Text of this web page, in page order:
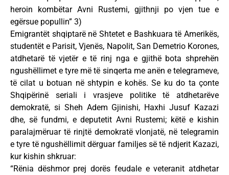
heroin kombëtar Avni Rustemi, gjithnji po vjen tue e
egërsue popullin” 3)
Emigrantët shqiptarë në Shtetet e Bashkuara të Amerikës,
studentët e Parisit, Vjenës, Napolit, San Demetrio Korones,
atdhetarë të vjetër e të rinj nga e gjithë bota shprehën
ngushëllimet e tyre më të sinqerta me anën e telegrameve,
të cilat u botuan në shtypin e kohës. Se ku do ta çonte
Shqipërinë seriali i vrasjeve politike të atdhetarëve
demokratë, si Sheh Adem Gjinishi, Haxhi Jusuf Kazazi
dhe, së fundmi, e deputetit Avni Rustemi; këtë e kishin
paralajmëruar të rinjtë demokratë vlonjatë, në telegramin
e tyre të ngushëllimit dërguar familjes së të ndjerit Kazazi,
kur kishin shkruar:
“Rënia dëshmor prej dorës feudale e veteranit atdhetar